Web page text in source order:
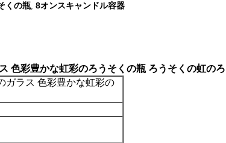
くの瓶, 8オンスキャンドル容器
色彩豊かな虹彩のろうそくの瓶 ろうそくの虹の
ガラス 色彩豊かな虹彩の